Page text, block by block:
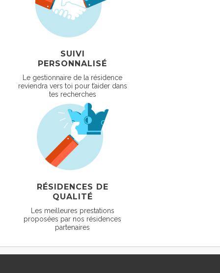
SUIVI
PERSONNALISÉ
Le gestionnaire de la résidence
reviendra vers toi pour t’aider dans
tes recherches
RÉSIDENCES DE
QUALITÉ
Les meilleures prestations
proposées par nos résidences
partenaires